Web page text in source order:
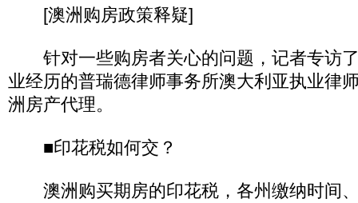
[澳洲购房政策释疑]
针对一些购房者关心的问题，记者专访
业经历的普瑞德律师事务所澳大利亚执业律
洲房产代理。
■印花税如何交？
澳洲购买期房的印花税，各州缴纳时间